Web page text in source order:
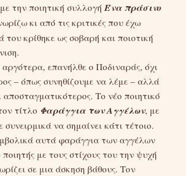
την ποιητική συλλογήΈνα πράσινο
κι από τις κριτικές που έχω
του κρίθηκε ως σοβαρή και ποιοτική
επανήλθε ο Ποδιναράς, όχι
– όπως συνηθίζουμε να λέμε – αλλά
αποσταγματικότερος. Το νέο ποιητικό
τίτλο Φαράγγια των Αγγέλων, με
να σημαίνει κάτι τέτοιο.
αυτά φαράγγια των αγγέλων
με τους στίχους του την ψυχή
σε μια άσκηση βάθους. Τον